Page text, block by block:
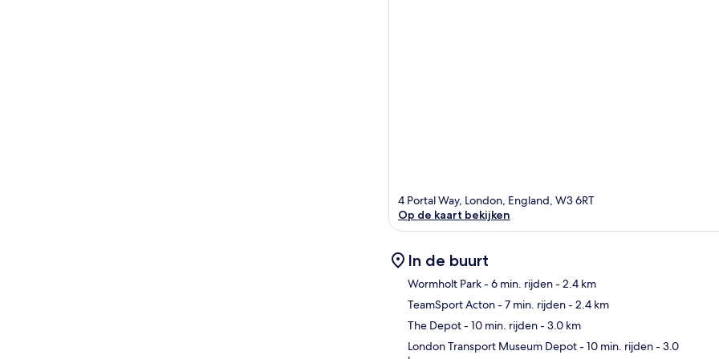
4 Portal Way, London, England, W3 6RT
Op de kaart bekijken
In de buurt
Wormholt Park- 6 min. rijden- 2.4 km
TeamSport Acton- 7 min. rijden- 2.4 km
The Depot- 10 min. rijden- 3.0 km
London Transport Museum Depot- 10 min. rijden- 3.0